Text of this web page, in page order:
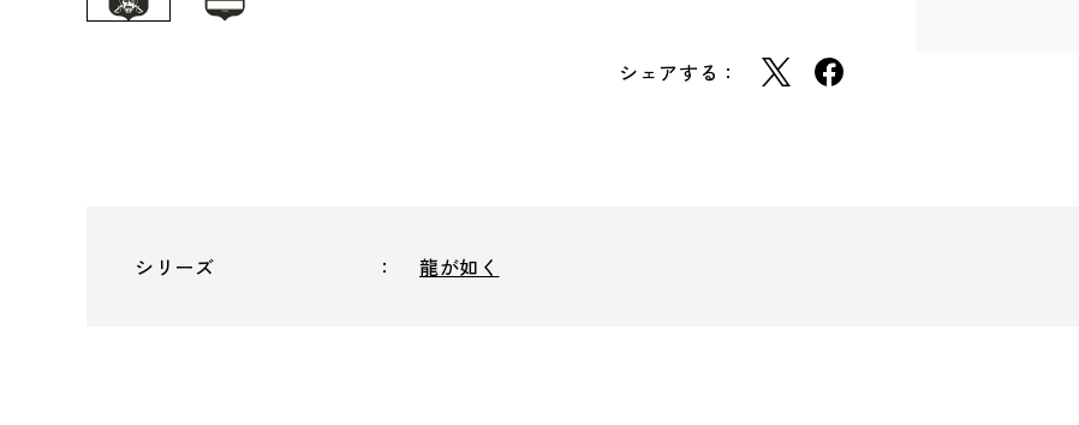
シェアする：
シリーズ 龍が如く